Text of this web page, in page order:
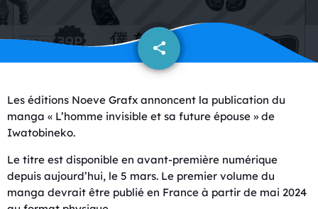
share
email
Les éditions Noeve Grafx annoncent la publication du
manga « L’homme invisible et sa future épouse » de
Iwatobineko.
Le titre est disponible en avant-première numérique
depuis aujourd’hui, le 5 mars. Le premier volume du
manga devrait être publié en France à partir de mai 2024